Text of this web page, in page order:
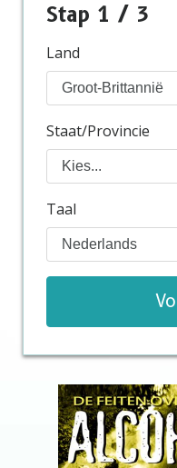
Stap 1 / 3
Land
Staat/Provincie
Taal